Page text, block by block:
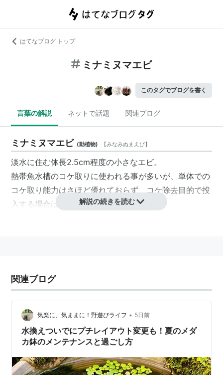
はてなブログ トップ
ミナミヌマエビ
このタグでブログを書く
言葉の解説 ネットで話題 関連ブログ
ミナミヌマエビ (動植物) 【みなみぬまえび】
淡水に住む体長2.5cm程度の小さなエビ。
熱帯魚水槽のコケ取りに使われる事が多いが、単体での
コケ取り能力はさほど優れておらず、コケ除去目的で投
入する場合は、多めに投入する必要がある。
釣具屋でブツエビ、タエビといった名前で餌として売ら
れているので、余ったら持ち帰って飼育してみる事をお
すすめする。
なお、釣具屋で売られているものには外国産種が含まれ
るので、安易に河や池に放流しない事。
関連語 リスト::動物 リスト::甲殻類
解説の続きを読む
関連ブログ
気楽に、気ままに！野遊びライフ • 5日前
水換えついでにプチレイアウト変更も！夏のメダ
カ鉢のメンテナンスと過ごし方